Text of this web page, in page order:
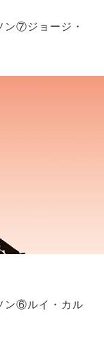
ン⑦ジョージ・
ン⑥ルイ・カル